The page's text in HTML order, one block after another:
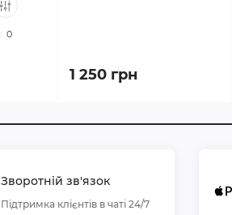
0
1 250 грн
Зворотній зв'язок
Підтримка клієнтів в чаті 24/7